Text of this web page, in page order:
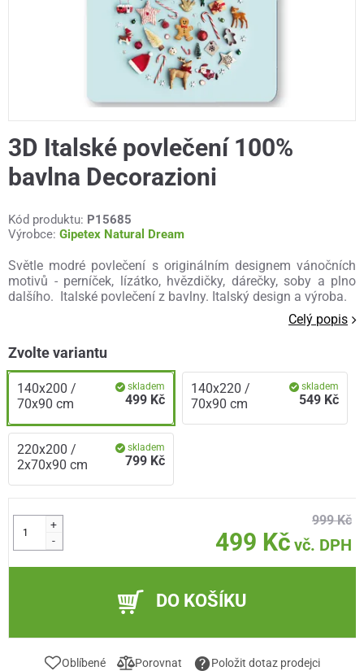
3D Italské povlečení 100%
bavlna Decorazioni
Kód produktu: P15685
Výrobce: Gipetex Natural Dream
Světle modré povlečení s originálním designem vánočních
motivů - perníček, lízátko, hvězdičky, dárečky, soby a plno
dalšího. Italské povlečení z bavlny. Italský design a výroba.
Celý popis
Zvolte variantu
140x200 /
70x90 cm
skladem
499 Kč
140x220 /
70x90 cm
skladem
549 Kč
220x200 /
2x70x90 cm
skladem
799 Kč
+
-
999 Kč
499 Kč vč. DPH
DO KOŠÍKU
Oblíbené Porovnat Položit dotaz prodejci